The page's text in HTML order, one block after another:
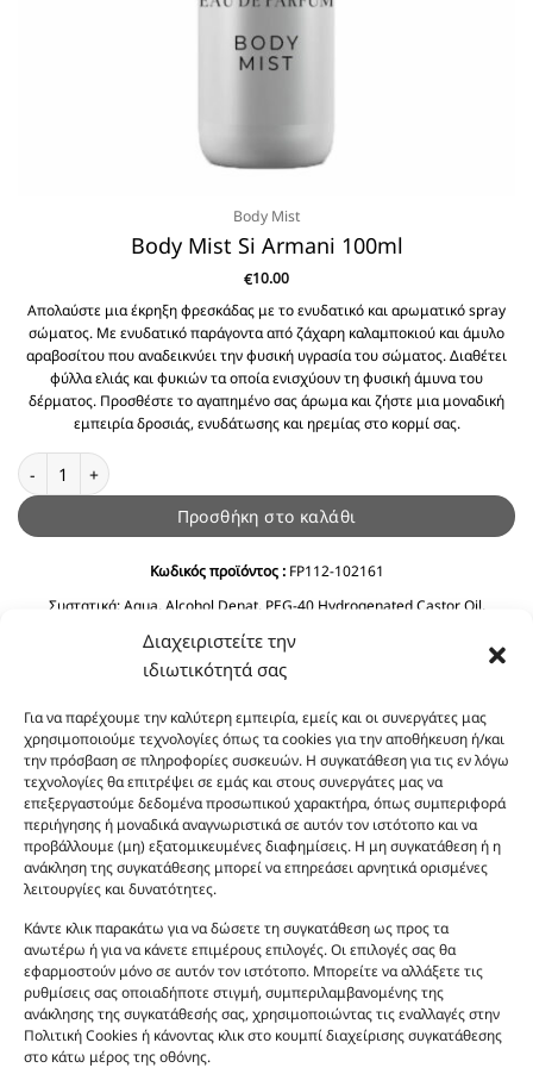
Διαχειριστείτε την
ιδιωτικότητά σας
Για να παρέχουμε την καλύτερη εμπειρία, εμείς και οι συνεργάτες μας
χρησιμοποιούμε τεχνολογίες όπως τα cookies για την αποθήκευση ή/και
την πρόσβαση σε πληροφορίες συσκευών. Η συγκατάθεση για τις εν λόγω
τεχνολογίες θα επιτρέψει σε εμάς και στους συνεργάτες μας να
επεξεργαστούμε δεδομένα προσωπικού χαρακτήρα, όπως συμπεριφορά
περιήγησης ή μοναδικά αναγνωριστικά σε αυτόν τον ιστότοπο και να
προβάλλουμε (μη) εξατομικευμένες διαφημίσεις. Η μη συγκατάθεση ή η
ανάκληση της συγκατάθεσης μπορεί να επηρεάσει αρνητικά ορισμένες
λειτουργίες και δυνατότητες.
Κάντε κλικ παρακάτω για να δώσετε τη συγκατάθεση ως προς τα
ανωτέρω ή για να κάνετε επιμέρους επιλογές. Οι επιλογές σας θα
εφαρμοστούν μόνο σε αυτόν τον ιστότοπο. Μπορείτε να αλλάξετε τις
ρυθμίσεις σας οποιαδήποτε στιγμή, συμπεριλαμβανομένης της
ανάκλησης της συγκατάθεσής σας, χρησιμοποιώντας τις εναλλαγές στην
Πολιτική Cookies ή κάνοντας κλικ στο κουμπί διαχείρισης συγκατάθεσης
στο κάτω μέρος της οθόνης.
Body Mist
Body Mist Si Armani 100ml
€10.00
Απολαύστε μια έκρηξη φρεσκάδας με το ενυδατικό και αρωματικό spray
σώματος. Με ενυδατικό παράγοντα από ζάχαρη καλαμποκιού και άμυλο
αραβοσίτου που αναδεικνύει την φυσική υγρασία του σώματος. Διαθέτει
φύλλα ελιάς και φυκιών τα οποία ενισχύουν τη φυσική άμυνα του
δέρματος. Προσθέστε το αγαπημένο σας άρωμα και ζήστε μια μοναδική
εμπειρία δροσιάς, ενυδάτωσης και ηρεμίας στο κορμί σας.
Body Mist Si Armani 100ml ποσότητα
Προσθήκη στο καλάθι
Κωδικός προϊόντος :FP112-102161
Συστατικά:Aqua, Alcohol Denat, PEG-40 Hydrogenated Castor Oil,
Flower Extract, Chamomila Recutita (Matricaria) Flower Extract, Propylene
Glycol.
Οι φωτογραφίες των προϊόντων είναι ενδεικτικές
και δεν είναι προς πώληση το εικονιζόμενο προϊόν.
Σκοπός τους είναι η διευκόλυνση της επιλογής σας.
Σε καμία περίπτωση δεν αντιστοιχούν στα
αυθεντικά αρώματα και δεν ανταποκρίνονται στην
πραγματικότητα. Πρόθεση της επιχείρησης μας δεν
είναι η παραπλάνηση και η εξαπάτηση του
καταναλωτή. Όλα μας τα προϊόντα είναι τύπου, σε